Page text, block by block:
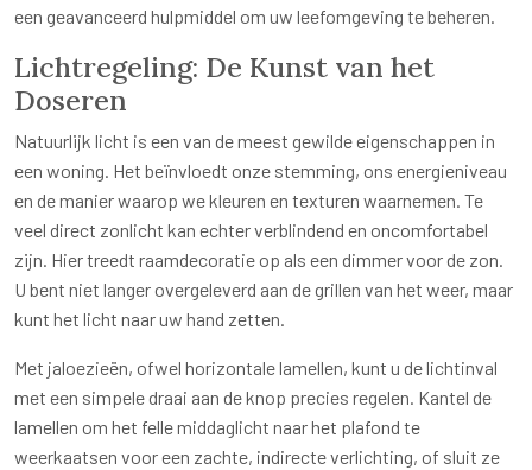
een geavanceerd hulpmiddel om uw leefomgeving te beheren.
Lichtregeling: De Kunst van het
Doseren
Natuurlijk licht is een van de meest gewilde eigenschappen in
een woning. Het beïnvloedt onze stemming, ons energieniveau
en de manier waarop we kleuren en texturen waarnemen. Te
veel direct zonlicht kan echter verblindend en oncomfortabel
zijn. Hier treedt raamdecoratie op als een dimmer voor de zon.
U bent niet langer overgeleverd aan de grillen van het weer, maar
kunt het licht naar uw hand zetten.
Met jaloezieën, ofwel horizontale lamellen, kunt u de lichtinval
met een simpele draai aan de knop precies regelen. Kantel de
lamellen om het felle middaglicht naar het plafond te
weerkaatsen voor een zachte, indirecte verlichting, of sluit ze